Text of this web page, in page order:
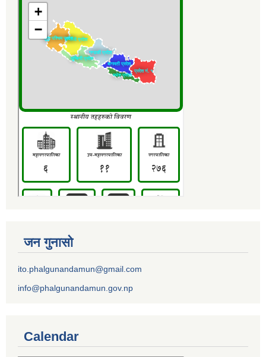
जन गुनासो
ito.phalgunandamun@gmail.com
info@phalgunandamun.gov.np
Calendar